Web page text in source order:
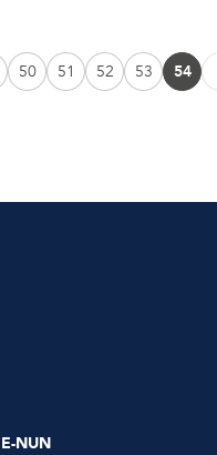
50 51 52 53 54
E-NUN